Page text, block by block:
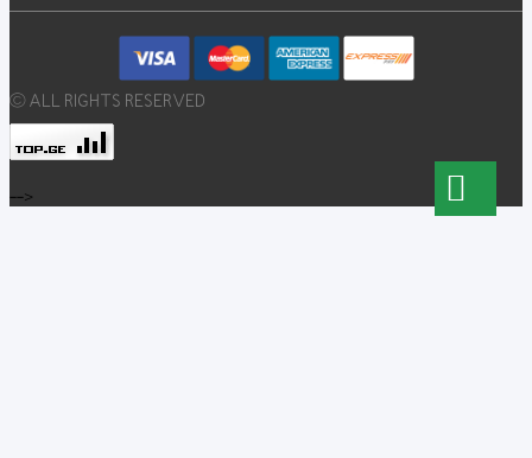
© ALL RIGHTS RESERVED
-->